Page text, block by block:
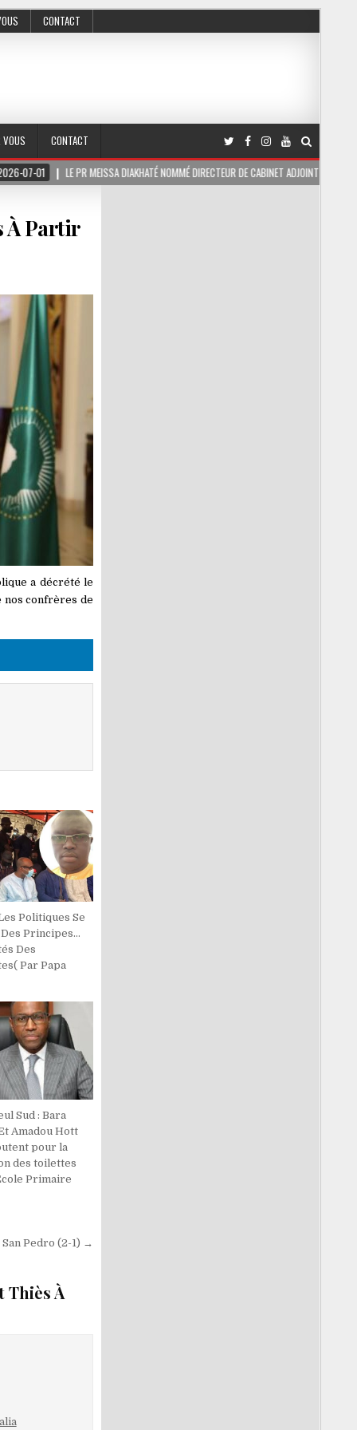
CONTACT
CONTACT
PR MEISSA DIAKHATÉ NOMMÉ DIRECTEUR DE CABINET ADJOINT DU PRÉSIDENT DE LA
À Partir
a décrété le
nos confrères de
Politiques Se
Principes…
Des
Par Papa
Sud : Bara
Amadou Hott
pour la
des toilettes
Primaire
San Pedro (2-1) →
Thiès À